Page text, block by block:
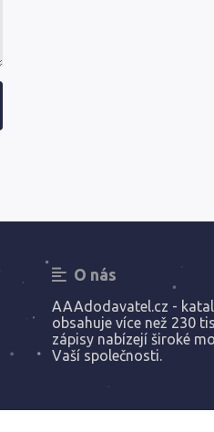
O nás
AAAdodavatel.cz -
obsahuje více než 230
zápisy nabízejí široké
Vaší společnosti.